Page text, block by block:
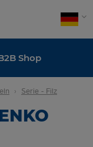
Shop
Serie - Filz